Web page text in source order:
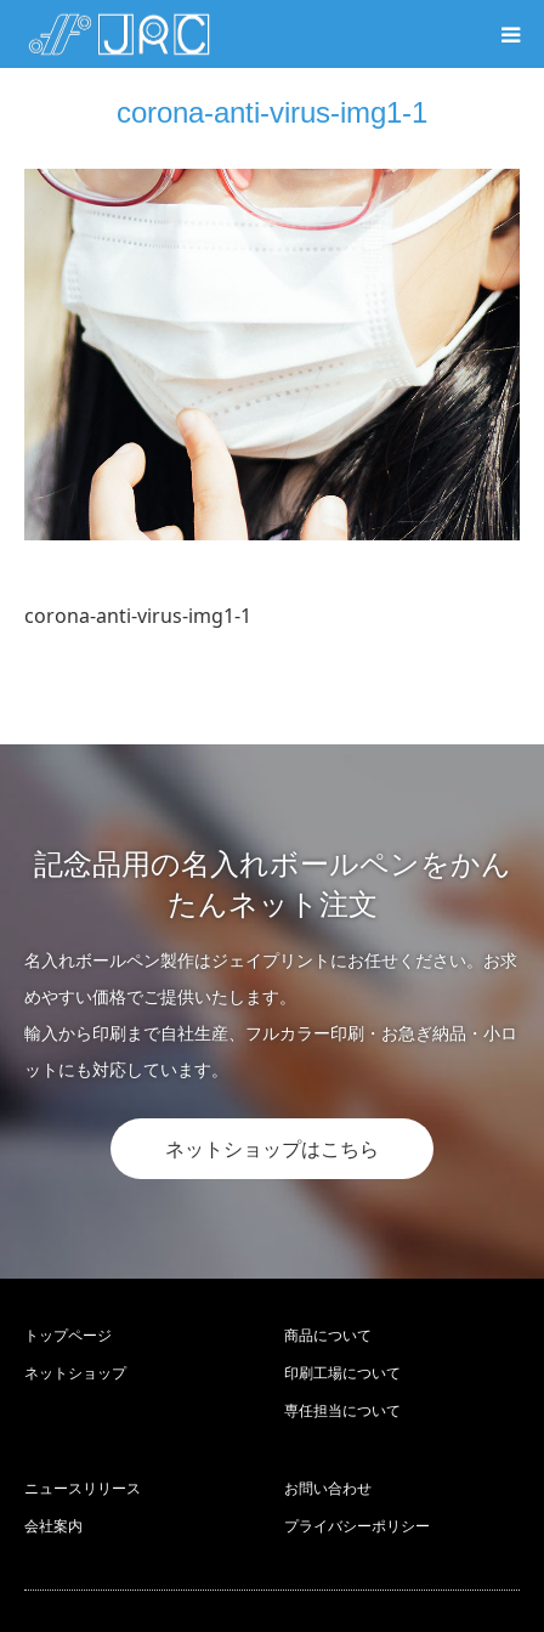
corona-anti-virus-img1-1
corona-anti-virus-img1-1
記念品用の名入れボールペンをかん
たんネット注文
名入れボールペン製作はジェイプリントにお任せください。お求
めやすい価格でご提供いたします。
輸入から印刷まで自社生産、フルカラー印刷・お急ぎ納品・小ロ
ットにも対応しています。
ネットショップはこちら
トップページ
ネットショップ
商品について
印刷工場について
専任担当について
ニュースリリース
会社案内
お問い合わせ
プライバシーポリシー